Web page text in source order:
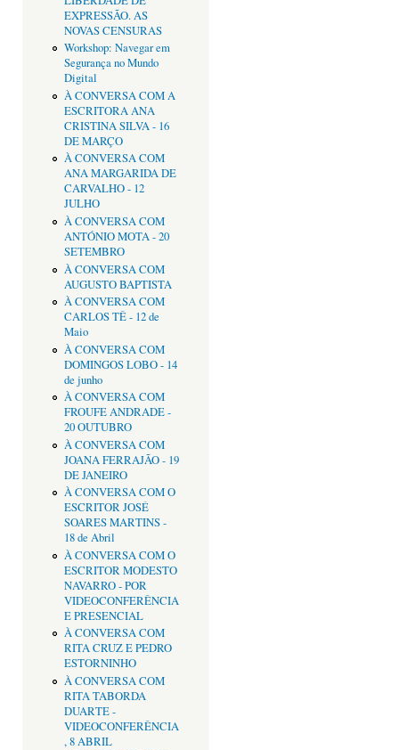
EXPRESSÃO. AS
NOVAS CENSURAS
Workshop: Navegar em
Segurança no Mundo
Digital
À CONVERSA COM A
ESCRITORA ANA
CRISTINA SILVA - 16
DE MARÇO
À CONVERSA COM
ANA MARGARIDA DE
CARVALHO - 12
JULHO
À CONVERSA COM
ANTÓNIO MOTA - 20
SETEMBRO
À CONVERSA COM
AUGUSTO BAPTISTA
À CONVERSA COM
CARLOS TÊ - 12 de
Maio
À CONVERSA COM
DOMINGOS LOBO - 14
de junho
À CONVERSA COM
FROUFE ANDRADE -
20 OUTUBRO
À CONVERSA COM
JOANA FERRAJÃO - 19
DE JANEIRO
À CONVERSA COM O
ESCRITOR JOSÉ
SOARES MARTINS -
18 de Abril
À CONVERSA COM O
ESCRITOR MODESTO
NAVARRO - POR
VIDEOCONFERÊNCIA
E PRESENCIAL
À CONVERSA COM
RITA CRUZ E PEDRO
ESTORNINHO
À CONVERSA COM
RITA TABORDA
DUARTE -
VIDEOCONFERÊNCIA
, 8 ABRIL